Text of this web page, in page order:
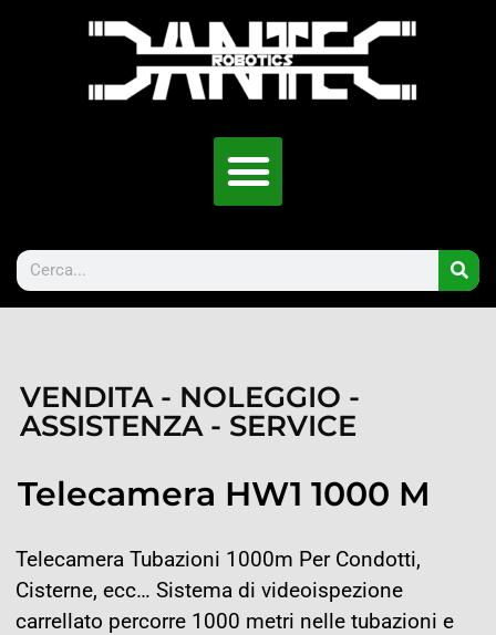
VENDITA - NOLEGGIO -
ASSISTENZA - SERVICE
Telecamera HW1 1000 M
Telecamera Tubazioni 1000m Per Condotti,
Cisterne, ecc… Sistema di videoispezione
carrellato percorre 1000 metri nelle tubazioni e